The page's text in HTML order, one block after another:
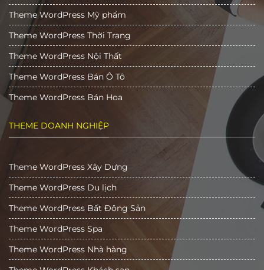
Theme WordPress Mỹ phẩm
Theme WordPress Thời Trang
Theme WordPress Nội Thất
Theme WordPress Bán Ô Tô
Theme WordPress Bán Hoa
THEME DOANH NGHIỆP
Theme WordPress Xây Dựng
Theme WordPress Du lịch
Theme WordPress Bất Động Sản
Theme WordPress Spa
Theme WordPress Nhà hàng